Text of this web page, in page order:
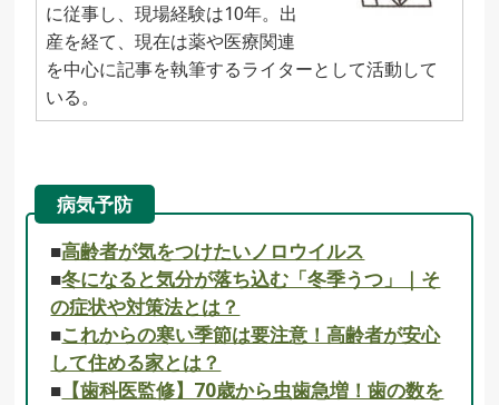
に従事し、現場経験は10年。出
産を経て、現在は薬や医療関連
を中心に記事を執筆するライターとして活動して
いる。
病気予防
■高齢者が気をつけたいノロウイルス
■冬になると気分が落ち込む「冬季うつ」｜そ
の症状や対策法とは？
■これからの寒い季節は要注意！高齢者が安心
して住める家とは？
■ 【歯科医監修】70歳から虫歯急増！歯の数を